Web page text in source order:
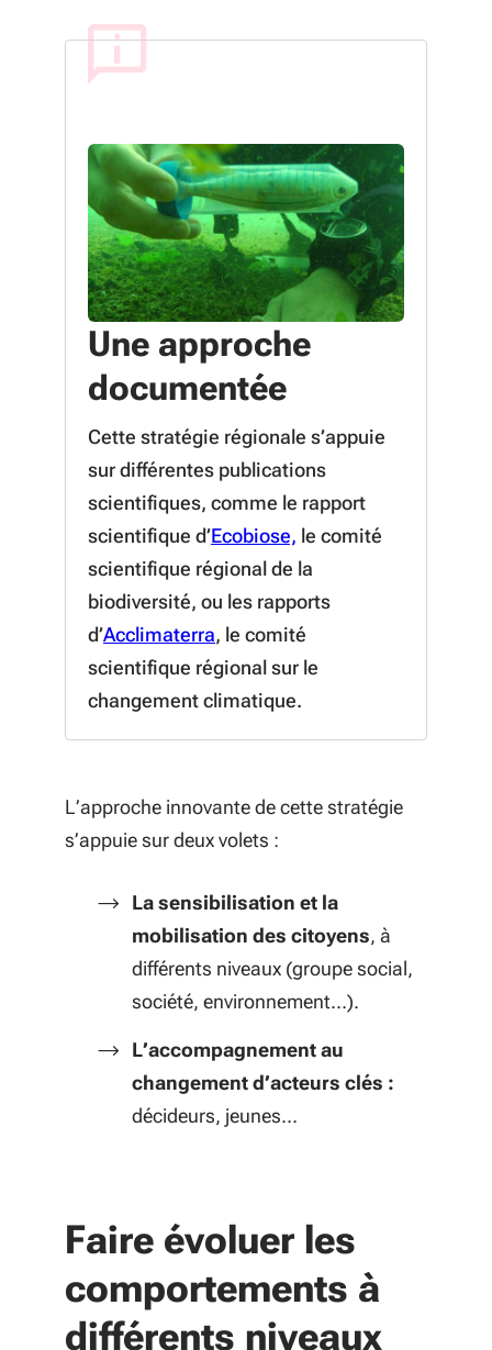
Une approche
documentée
Cette stratégie régionale s’appuie
sur différentes publications
scientifiques, comme le rapport
scientifique d’Ecobiose, le comité
scientifique régional de la
biodiversité, ou les rapports
d’Acclimaterra(S'ouvre dans une nouvelle
, le comité
scientifique régional sur le
changement climatique.
L’approche innovante de cette stratégie
s’appuie sur deux volets :
La sensibilisation et la
mobilisation des citoyens, à
différents niveaux (groupe social,
société, environnement…).
L’accompagnement au
changement d’acteurs clés :
décideurs, jeunes…
Faire évoluer les
comportements à
différents niveaux